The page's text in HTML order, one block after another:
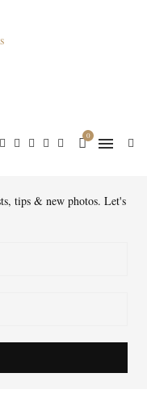
0
tips & new photos. Let's